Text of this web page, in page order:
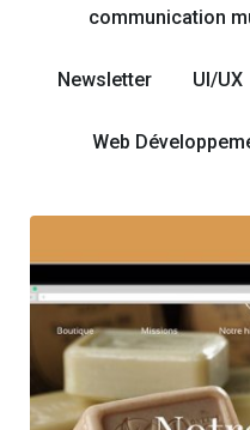
communication
Newsletter UI/UX
Web